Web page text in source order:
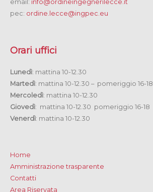
email: info@ordineingegnerilecce.it
pec: ordine.lecce@ingpec.eu
Orari uffici
Lunedì: mattina 10-12.30
Martedì: mattina 10-12.30 – pomeriggio 16-18
Mercoledì: mattina 10-12.30
Giovedì: mattina 10-12.30 pomeriggio 16-18
Venerdì: mattina 10-12.30
Home
Amministrazione trasparente
Contatti
Area Riservata